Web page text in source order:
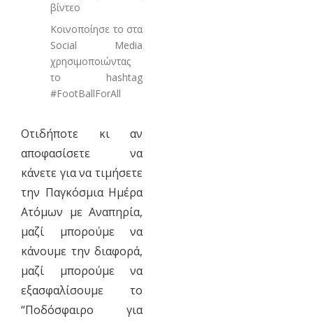
βίντεο
Κοινοποίησε το στα
Social Media
χρησιμοποιώντας
το hashtag
#FootBallForAll
Οτιδήποτε κι αν
αποφασίσετε να
κάνετε για να τιμήσετε
την Παγκόσμια Ημέρα
Ατόμων με Αναπηρία,
μαζί μπορούμε να
κάνουμε την διαφορά,
μαζί μπορούμε να
εξασφαλίσουμε το
“Ποδόσφαιρο για